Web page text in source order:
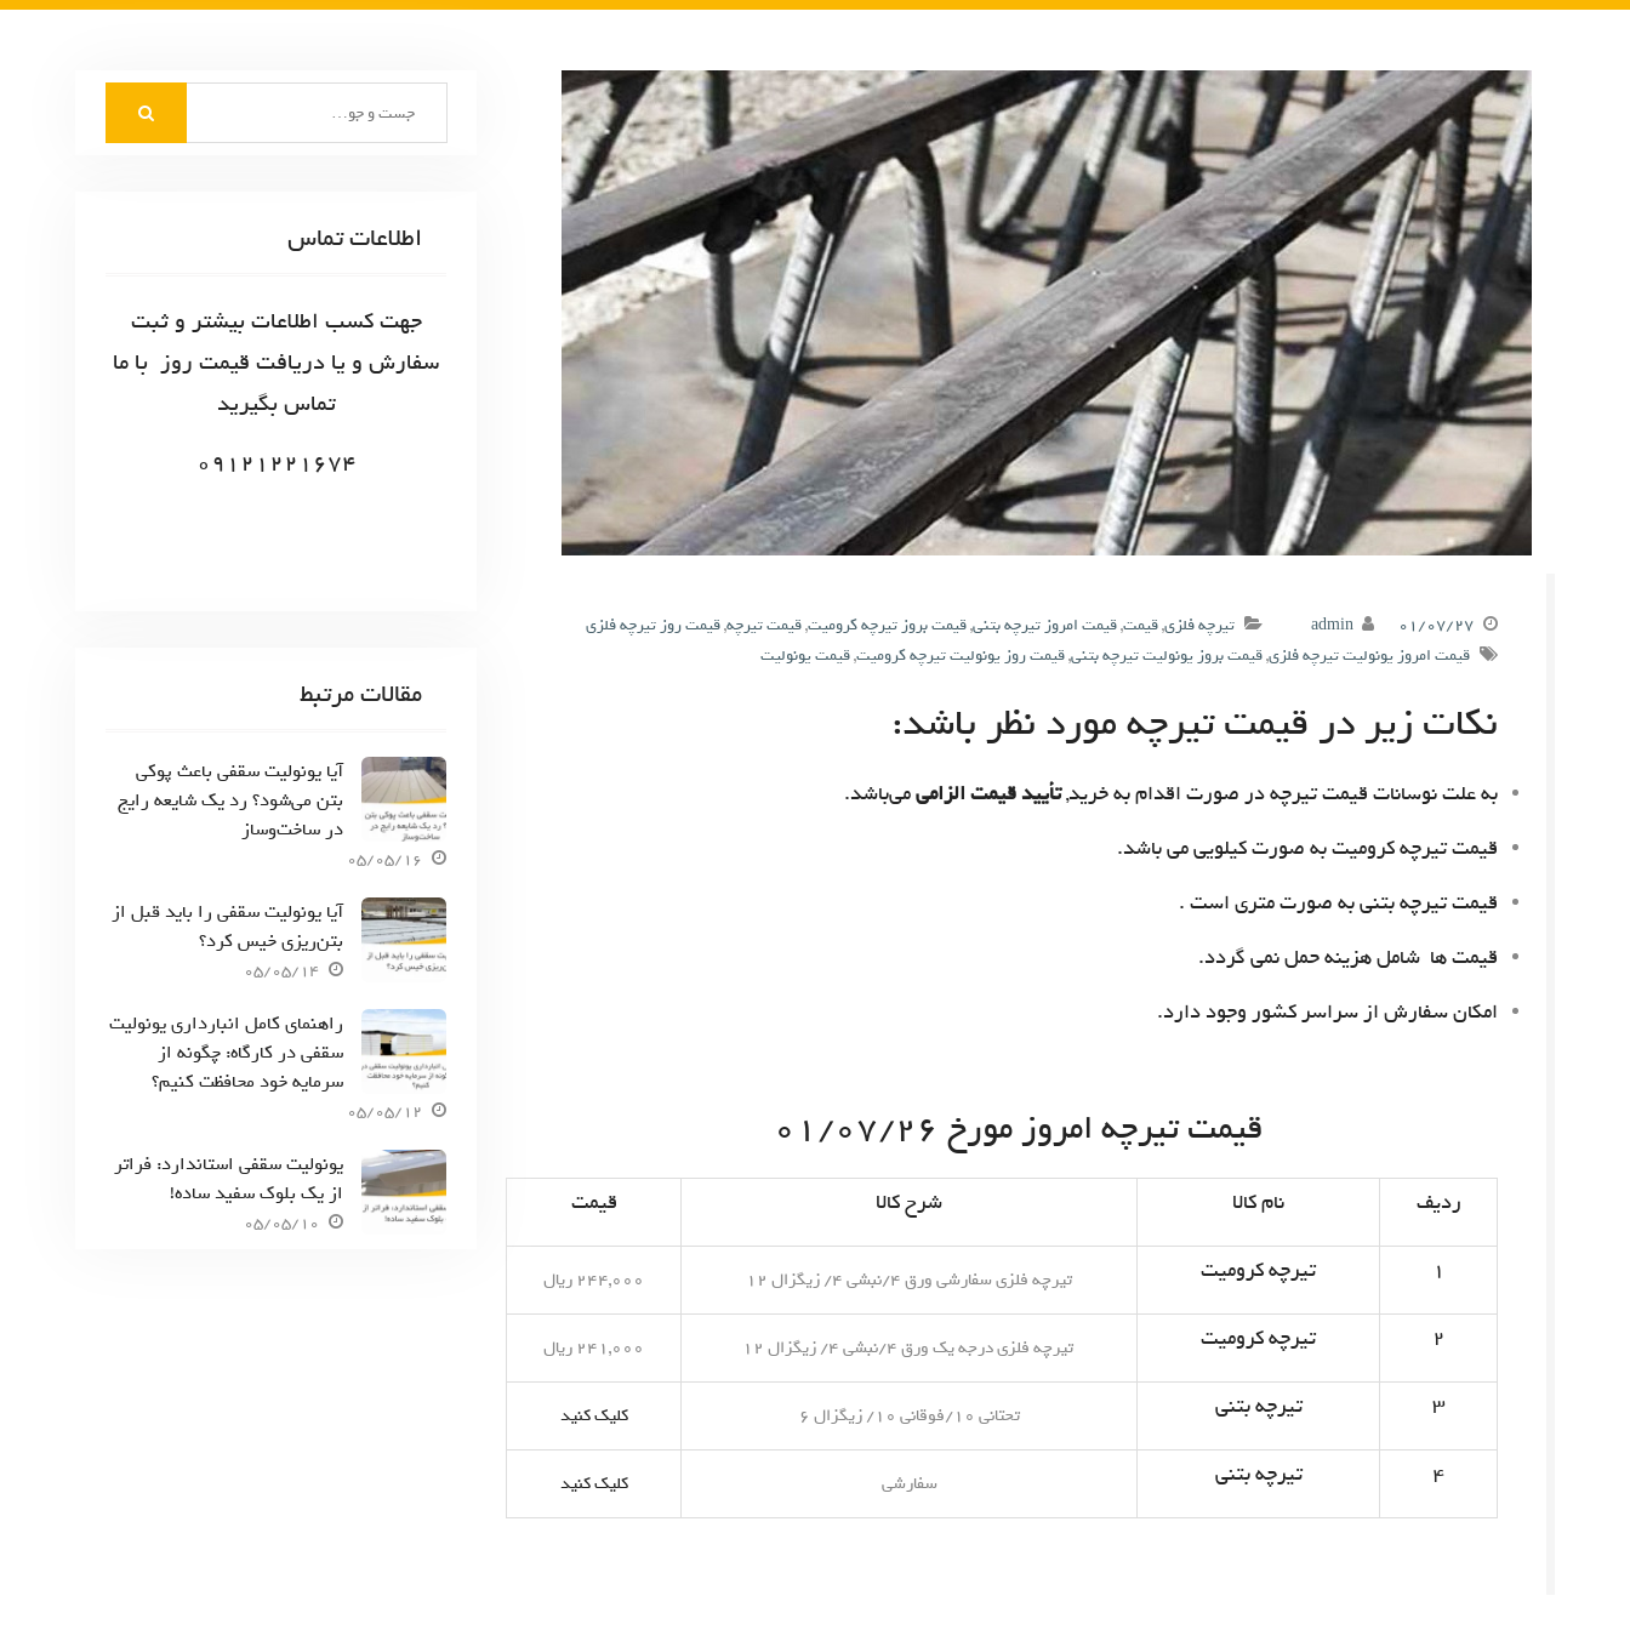
۰۱/۰۷/۲۷ admin تیرچه فلزی,قیمت,قیمت امروز تیرچه بتنی,قیمت بروز تیرچه کرومیت,قیمت تیرچه,قیمت روز تیرچه فلزی
قیمت امروز یونولیت تیرچه فلزی,قیمت بروز یونولیت تیرچه بتنی,قیمت روز یونولیت تیرچه کرومیت,قیمت یونولیت
نکات زیر در قیمت تیرچه مورد نظر باشد:
به علت نوسانات قیمت تیرچه در صورت اقدام به خرید,تأیید قیمت الزامیمی‌باشد.
قیمت تیرچه کرومیت به صورت کیلویی می باشد.
قیمت تیرچه بتنی به صورت متری است .
قیمت ها شامل هزینه حمل نمی گردد.
امکان سفارش از سراسر کشور وجود دارد.
قیمت تیرچه امروز مورخ ۰۱/۰۷/۲۶
ردیف نام کالا شرح کالا قیمت
۱ تیرچه کرومیت تیرچه فلزی سفارشی ورق ۴/نبشی ۴/ زیگزال ۱۲ ۲۴۴,۰۰۰ ریال
۲ تیرچه کرومیت تیرچه فلزی درجه یک ورق ۴/نبشی ۴/ زیگزال ۱۲ ۲۴۱,۰۰۰ ریال
۳ تیرچه بتنی تحتانی ۱۰/فوقانی ۱۰/ زیگزال ۶ کلیک کنید
۴ تیرچه بتنی سفارشی کلیک کنید
اطلاعات تماس
جهت کسب اطلاعات بیشتر و ثبت
سفارش و یا دریافت قیمت روز با ما
تماس بگیرید
09121221674
مقالات مرتبط
آیا یونولیت سقفی باعث پوکی
بتن می‌شود؟ رد یک شایعه رایج
در ساخت‌وساز
05/05/16
آیا یونولیت سقفی را باید قبل از
بتن‌ریزی خیس کرد؟
05/05/14
راهنمای کامل انبارداری یونولیت
سقفی در کارگاه: چگونه از
سرمایه خود محافظت کنیم؟
05/05/12
یونولیت سقفی استاندارد: فراتر
از یک بلوک سفید ساده!
05/05/10